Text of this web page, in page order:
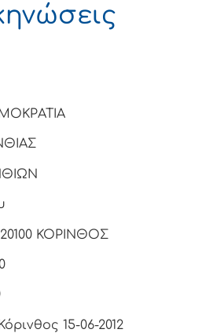
ΚΟΡΙΝΘΟΣ
Κόρινθος 15-06-2012